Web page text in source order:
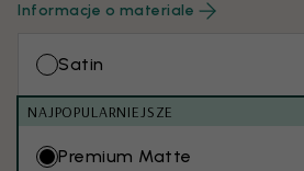
Informacje o materiale
Satin
NAJPOPULARNIEJSZE
Premium Matte